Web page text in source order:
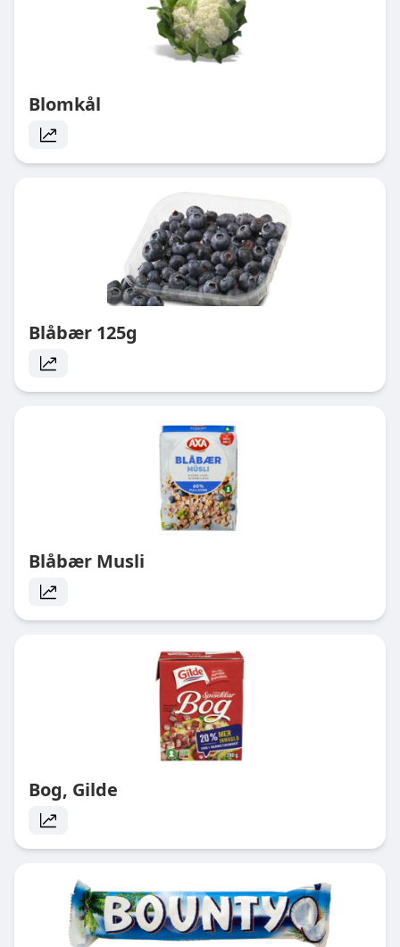
Blomkål
Blåbær 125g
Blåbær Musli
Bog, Gilde